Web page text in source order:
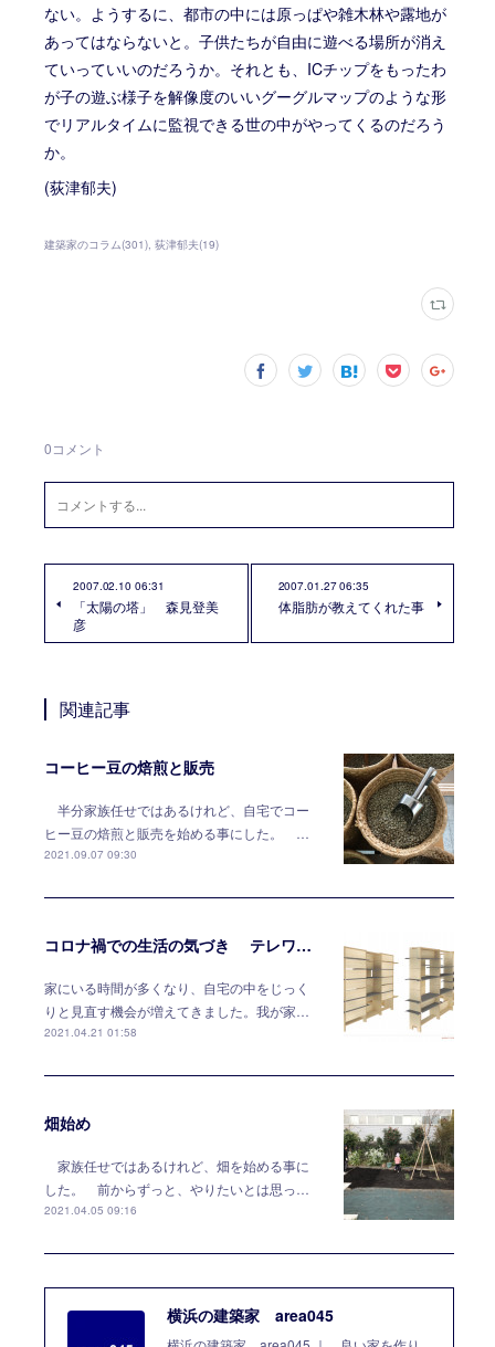
ない。ようするに、都市の中には原っぱや雑木林や露地が
あってはならないと。子供たちが自由に遊べる場所が消え
ていっていいのだろうか。それとも、ICチップをもったわ
が子の遊ぶ様子を解像度のいいグーグルマップのような形
でリアルタイムに監視できる世の中がやってくるのだろう
か。
(荻津郁夫)
建築家のコラム(301) 荻津郁夫(19)
0コメント
2007.02.10 06:31
「太陽の塔」 森見登美
彦
2007.01.27 06:35
体脂肪が教えてくれた事
関連記事
コーヒー豆の焙煎と販売
半分家族任せではあるけれど、自宅でコー
ヒー豆の焙煎と販売を始める事にした。 …
2021.09.07 09:30
コロナ禍での生活の気づき テレワークには家具で対応する
家にいる時間が多くなり、自宅の中をじっく
りと見直す機会が増えてきました。我が家…
2021.04.21 01:58
畑始め
家族任せではあるけれど、畑を始める事に
した。 前からずっと、やりたいとは思っ…
2021.04.05 09:16
横浜の建築家 area045